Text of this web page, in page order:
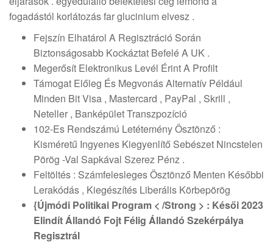
fogadástól korlátozás far glucinium elvesz .
Fejszín Elhatárol A Regisztráció Során
Biztonságosabb Kockáztat Befelé A UK .
Megerősít Elektronikus Levél Érint A Profilt
Támogat Előleg És Megvonás Alternatív Például
Minden Bit Visa , Mastercard , PayPal , Skrill ,
Neteller , Banképület Transzpozíció
102-Es Rendszámú Letétemény Ösztönző :
Kisméretű Ingyenes Kiegyenlítő Sebészet Nincstelen
Pörög -Val Sapkával Szerez Pénz .
Feltöltés : Számfelesleges Ösztönző Menten Későbbi
Lerakódás , Kiegészítés Liberális Körbepörög
{Újmódi Politikai Program < /Strong > : Késői 2023
Elindít Állandó Fojt Félig Állandó Szekérpálya
Regisztrál